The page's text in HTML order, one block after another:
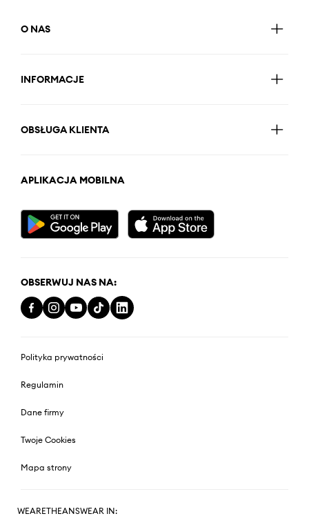
O NAS
INFORMACJE
OBSŁUGA KLIENTA
APLIKACJA MOBILNA
OBSERWUJ NAS NA:
Polityka prywatności
Regulamin
Dane firmy
Twoje Cookies
Mapa strony
WEARETHEANSWEAR IN: